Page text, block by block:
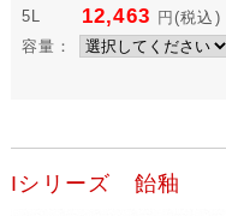
5L
12,463 円 (税込)
容量：
Iシリーズ 飴釉